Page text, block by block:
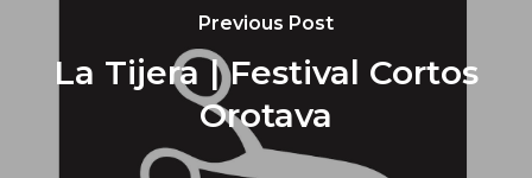
Previous Post
La Tijera | Festival Cortos
Orotava